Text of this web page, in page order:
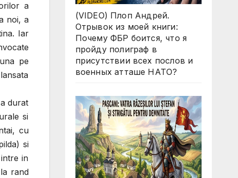
a
noi, a
Iar
pe
durat
si
cu
si
in
rand
(VIDEO) Плоп Андрей.
Отрывок из моей книги:
Почему ФБР боится, что я
пройду полиграф в
присутствии всех послов и
военных атташе НАТО?